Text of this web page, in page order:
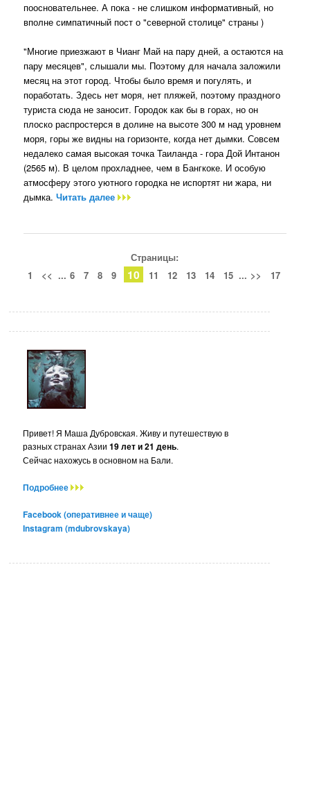
поосновательнее. А пока - не слишком информативный, но
вполне симпатичный пост о "северной столице" страны )
"Многие приезжают в Чианг Май на пару дней, а остаются на
пару месяцев", слышали мы. Поэтому для начала заложили
месяц на этот город. Чтобы было время и погулять, и
поработать. Здесь нет моря, нет пляжей, поэтому праздного
туриста сюда не заносит. Городок как бы в горах, но он
плоско распростерся в долине на высоте 300 м над уровнем
моря, горы же видны на горизонте, когда нет дымки. Совсем
недалеко самая высокая точка Таиланда - гора Дой Интанон
(2565 м). В целом прохладнее, чем в Бангкоке. И особую
атмосферу этого уютного городка не испортят ни жара, ни
дымка.Читать далее
Страницы:
1
<< ... 6 7 8 9 10 11 12 13 14 15 ... >> 17
Привет! Я Маша Дубровская. Живу и путешествую в
разных странах Азии19 лет и 21 день.
Сейчас нахожусь в основном на Бали.
Подробнее
Facebook (оперативнее и чаще)
Instagram (mdubrovskaya)